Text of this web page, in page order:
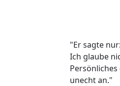
"Er sagte
Ich glaube
unecht an."